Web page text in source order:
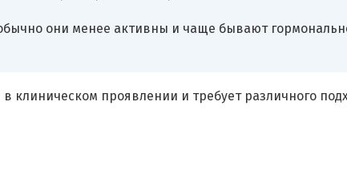
они менее активны и чаще бывают
проявлении и требует различного